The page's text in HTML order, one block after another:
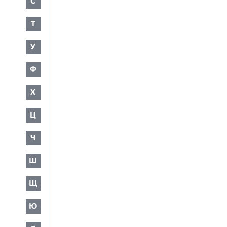
Т
У
Ф
Х
Ц
Ч
Ш
Щ
Ю